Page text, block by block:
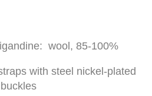
wool, 85-100%
with steel nickel-plated
buckles